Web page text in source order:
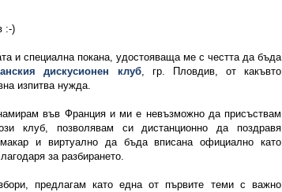
:-)
и специална покана, удостояваща ме с честта да бъда
дискусионен клуб, гр. Пловдив, от какъвто
изпитва нужда.
във Франция и ми е невъзможно да присъствам
клуб, позволявам си дистанционно да поздравя
и виртуално да бъда вписана официално като
за разбирането.
предлагам като една от първите теми с важно